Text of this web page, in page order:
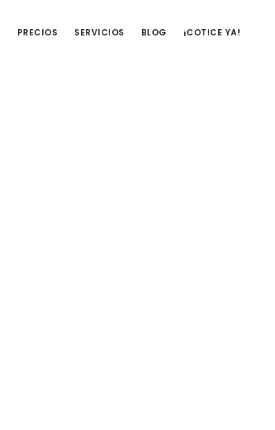
PRECIOS SERVICIOS BLOG ¡COTICE YA!